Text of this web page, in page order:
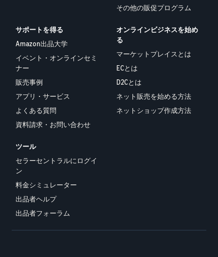
その他の販促プログラム
サポートを得る
Amazon出品大学
イベント・オンラインセミ
ナー
販売事例
アプリ・サービス
よくある質問
資料請求・お問い合わせ
オンラインビジネスを始め
る
マーケットプレイスとは
ECとは
D2Cとは
ネット販売を始める方法
ネットショップ作成方法
ツール
セラーセントラルにログイ
ン
料金シミュレーター
出品者ヘルプ
出品者フォーラム